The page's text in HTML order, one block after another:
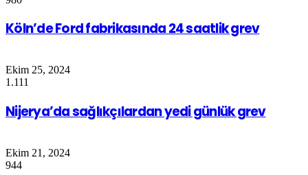
Köln’de Ford fabrikasında 24 saatlik grev
Ekim 25, 2024
1.111
Nijerya’da sağlıkçılardan yedi günlük grev
Ekim 21, 2024
944